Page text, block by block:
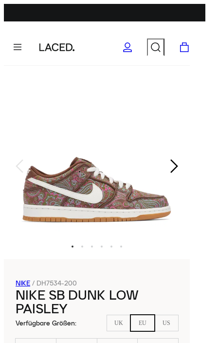
NIKE / DH7534-200
NIKE SB DUNK LOW
PAISLEY
Verfügbare Größen: UK EU US